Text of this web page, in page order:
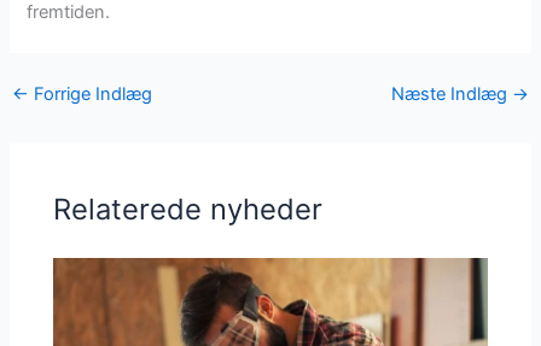
fremtiden.
← Forrige Indlæg Næste Indlæg →
Relaterede nyheder